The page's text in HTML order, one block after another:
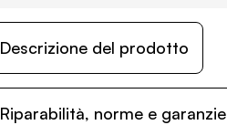
Descrizione del prodotto
Riparabilità, norme e garanzie